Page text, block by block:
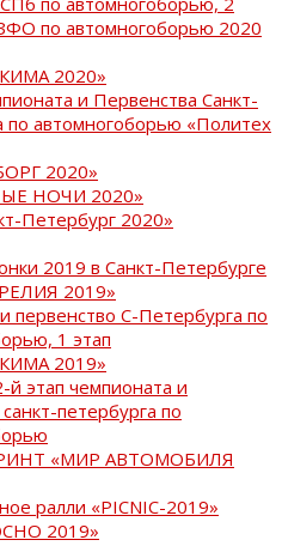
по автомногоборью 2020
2020»
и Первенства Санкт-
по автомногоборью «Политех
2020»
НОЧИ 2020»
Петербург 2020»
2019 в Санкт-Петербурге
2019»
первенство С-Петербурга по
1 этап
2019»
этап чемпионата и
петербурга по
«МИР АВТОМОБИЛЯ
ралли «PICNIC-2019»
2019»